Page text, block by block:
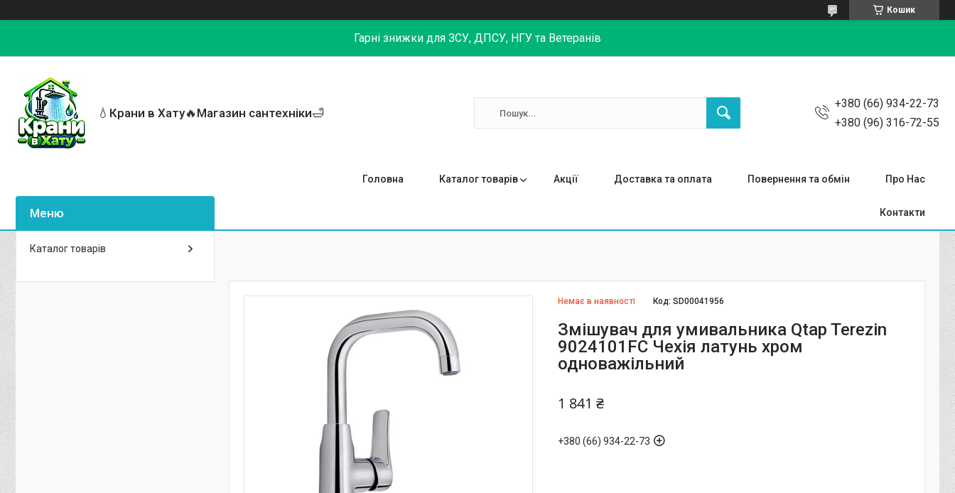
Кошик
Гарні знижки для ЗСУ, ДПСУ, НГУ та Ветеранів
💧Крани в Хату🔥Магазин сантехніки🛁
+380 (66) 934-22-73
+380 (96) 316-72-55
Головна Каталог товарів Акції Доставка та оплата Повернення та обмін Про Нас
Контакти
Немає в наявності Код:SD00041956
Змішувач для умивальника Qtap Terezin
9024101FC Чехія латунь хром
одноважільний
1 841 ₴
+380 (66) 934-22-73
Каталог товарів